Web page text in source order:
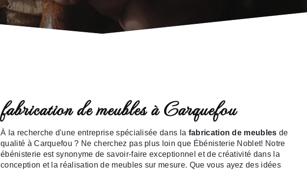
fabrication de meubles à Carquefou
À la recherche d'une entreprise spécialisée dans la fabrication de meubles de
qualité à Carquefou ? Ne cherchez pas plus loin que Ébénisterie Noblet! Notre
ébénisterie est synonyme de savoir-faire exceptionnel et de créativité dans la
conception et la réalisation de meubles sur mesure. Que vous ayez des idées